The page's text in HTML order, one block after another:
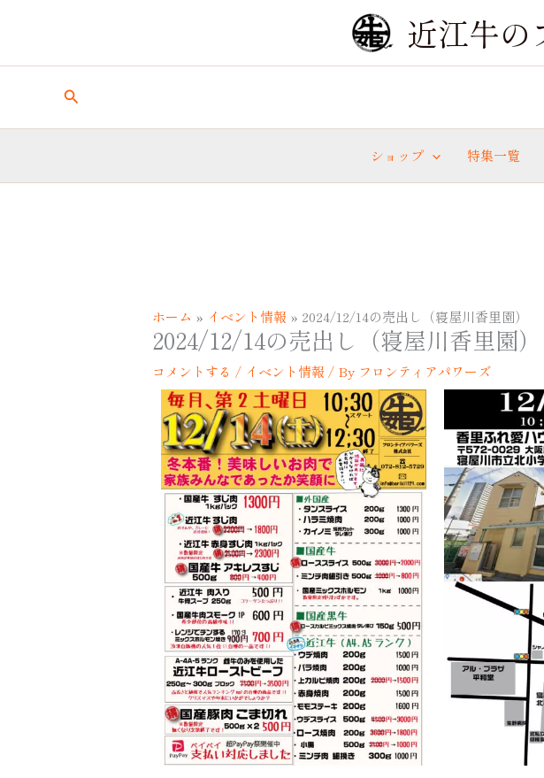
近江牛の
検
ショップ 特集一覧
ホーム イベント情報 2024/12/14の売出し（寝屋川香里園）
2024/12/14の売出し（寝屋川香里園）
コメントする / イベント情報 / By フロンティアパワーズ